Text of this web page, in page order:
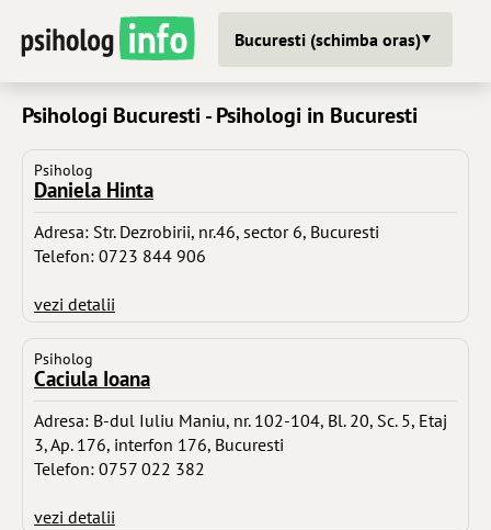
Bucuresti (schimba oras)
Psihologi Bucuresti - Psihologi in Bucuresti
Psiholog
Daniela Hinta
Adresa: Str. Dezrobirii, nr.46, sector 6, Bucuresti
Telefon: 0723 844 906
vezi detalii
Psiholog
Caciula Ioana
Adresa: B-dul Iuliu Maniu, nr. 102-104, Bl. 20, Sc. 5, Etaj
3, Ap. 176, interfon 176, Bucuresti
Telefon: 0757 022 382
vezi detalii